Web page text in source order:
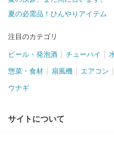
夏の必需品！ひんやりアイテム
注目のカテゴリ
ビール・発泡酒 チューハイ
惣菜・食材 扇風機 エアコン
ウナギ
サイトについて